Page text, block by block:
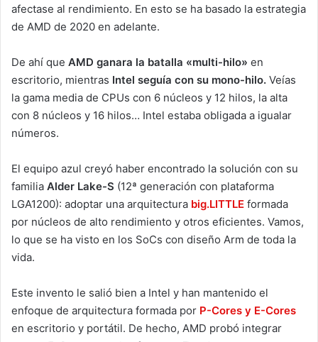
afectase al rendimiento. En esto se ha basado la estrategia
de AMD de 2020 en adelante.
De ahí que AMD ganara la batalla «multi-hilo» en
escritorio, mientras Intel seguía con su mono-hilo. Veías
la gama media de CPUs con 6 núcleos y 12 hilos, la alta
con 8 núcleos y 16 hilos… Intel estaba obligada a igualar
números.
El equipo azul creyó haber encontrado la solución con su
familia Alder Lake-S (12ª generación con plataforma
LGA1200): adoptar una arquitectura big.LITTLE formada
por núcleos de alto rendimiento y otros eficientes. Vamos,
lo que se ha visto en los SoCs con diseño Arm de toda la
vida.
Este invento le salió bien a Intel y han mantenido el
enfoque de arquitectura formada por P-Cores y E-Cores
en escritorio y portátil. De hecho, AMD probó integrar